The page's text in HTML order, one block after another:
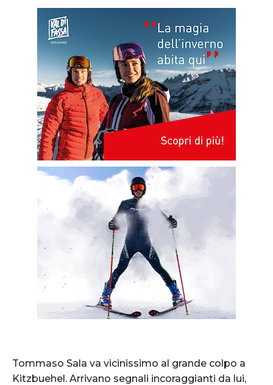
Tommaso Sala va vicinissimo al grande colpo a
Kitzbuehel. Arrivano segnali incoraggianti da lui,